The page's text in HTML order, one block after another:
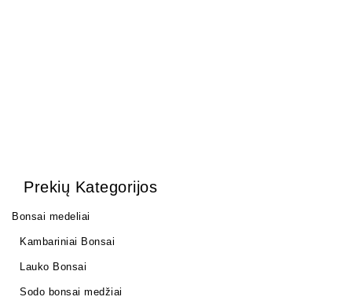
Prekių Kategorijos
Bonsai medeliai
Kambariniai Bonsai
Lauko Bonsai
Sodo bonsai medžiai